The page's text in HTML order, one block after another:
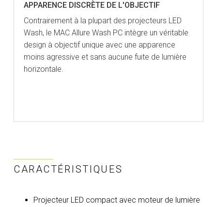
APPARENCE DISCRÈTE DE L'OBJECTIF
Contrairement à la plupart des projecteurs LED
Wash, le MAC Allure Wash PC intègre un véritable
design à objectif unique avec une apparence
moins agressive et sans aucune fuite de lumière
horizontale.
CARACTÉRISTIQUES
Projecteur LED compact avec moteur de lumière